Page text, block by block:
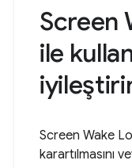
Screen
ile
Screen Wake
karartılmasını